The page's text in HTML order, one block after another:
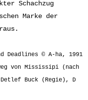
Schachzug
Marke der
Deadlines © A-ha, 1991
von Mississipi (nach
Detlef Buck (Regie), D